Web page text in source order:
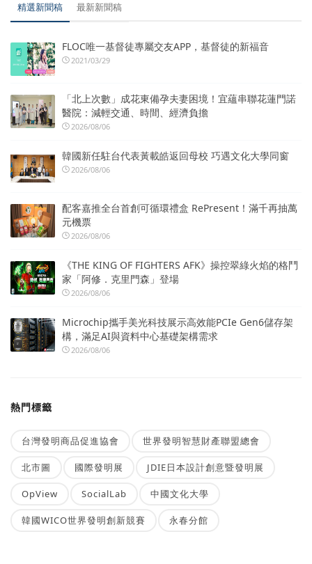
精選新聞稿 最新新聞稿
FLOC唯一基督徒專屬交友APP，基督徒的新福音
2021/03/29
「北上次數」成花東備孕夫妻困境！宜蘊串聯花蓮門諾
醫院：減輕交通、時間、經濟負擔
2026/08/06
韓國新任駐台代表黃載皓返回母校 巧遇文化大學同窗
2026/08/06
配客嘉推全台首創可循環禮盒 RePresent！滿千再抽萬
元機票
2026/08/06
《THE KING OF FIGHTERS AFK》操控翠綠火焰的格鬥
家「阿修．克里門森」登場
2026/08/06
Microchip攜手美光科技展示高效能PCIe Gen6儲存架
構，滿足AI與資料中心基礎架構需求
2026/08/06
熱門標籤
台灣發明商品促進協會 世界發明智慧財產聯盟總會
北市圖 國際發明展 JDIE日本設計創意暨發明展
OpView SocialLab 中國文化大學
韓國WICO世界發明創新競賽 永春分館